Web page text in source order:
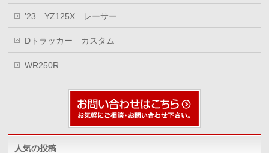
’23 YZ125X レーサー
Dトラッカー カスタム
WR250R
人気の投稿